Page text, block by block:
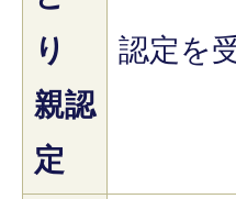
り
親認
定
認定を